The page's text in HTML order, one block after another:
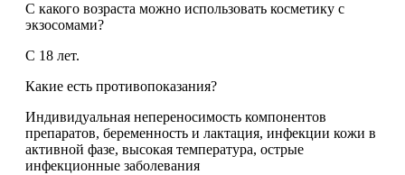
С какого возраста можно использовать косметику с
экзосомами?
С 18 лет.
Какие есть противопоказания?
Индивидуальная непереносимость компонентов
препаратов, беременность и лактация, инфекции кожи в
активной фазе, высокая температура, острые
инфекционные заболевания